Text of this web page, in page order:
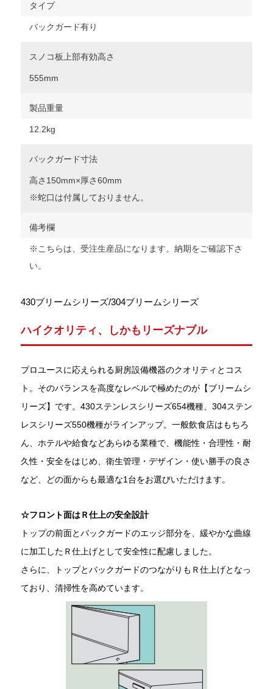
タイプ
バックガード有り
スノコ板上部有効高さ
555mm
製品重量
12.2kg
バックガード寸法
高さ150mm×厚さ60mm
※蛇口は付属しておりません。
備考欄
※こちらは、受注生産品になります。納期をご確認下さ
い。
430ブリームシリーズ/304ブリームシリーズ
ハイクオリティ、しかもリーズナブル
プロユースに応えられる厨房設備機器のクオリティとコス
ト。そのバランスを高度なレベルで極めたのが【ブリームシ
リーズ】です。430ステンレスシリーズ654機種、304ステン
レスシリーズ550機種がラインアップ。一般飲食店はもちろ
ん、ホテルや給食などあらゆる業種で、機能性・合理性・耐
久性・安全をはじめ、衛生管理・デザイン・使い勝手の良さ
など、どの面からも最適な1台をお選びいただけます。
☆フロント面はＲ仕上の安全設計
トップの前面とバックガードのエッジ部分を、緩やかな曲線
に加工したＲ仕上げとして安全性に配慮しました。
さらに、トップとバックガードのつながりもＲ仕上げとなっ
ており、清掃性を高めています。